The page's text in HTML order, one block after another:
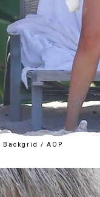
Backgrid / AOP